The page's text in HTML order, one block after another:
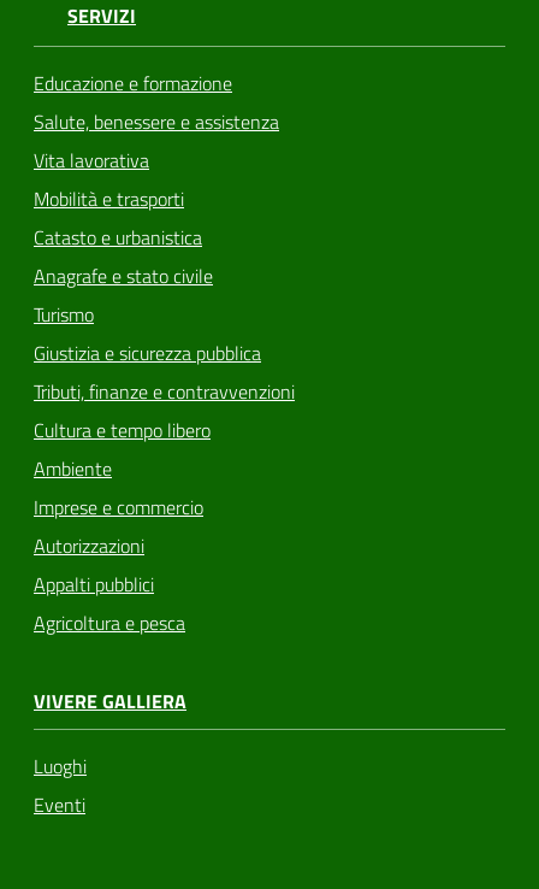
SERVIZI
Educazione e formazione
Salute, benessere e assistenza
Vita lavorativa
Mobilità e trasporti
Catasto e urbanistica
Anagrafe e stato civile
Turismo
Giustizia e sicurezza pubblica
Tributi, finanze e contravvenzioni
Cultura e tempo libero
Ambiente
Imprese e commercio
Autorizzazioni
Appalti pubblici
Agricoltura e pesca
VIVERE GALLIERA
Luoghi
Eventi